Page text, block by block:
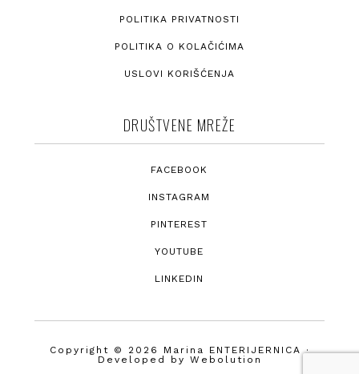
POLITIKA PRIVATNOSTI
POLITIKA O KOLAČIĆIMA
USLOVI KORIŠĆENJA
DRUŠTVENE MREŽE
FACEBOOK
INSTAGRAM
PINTEREST
YOUTUBE
LINKEDIN
Copyright © 2026 Marina ENTERIJERNICA ·
Developed by Webolution